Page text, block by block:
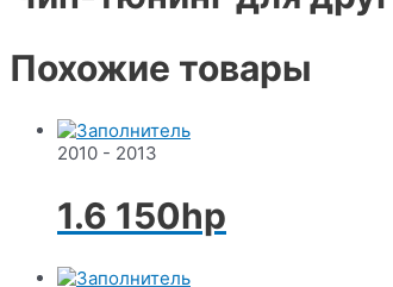
Похожие товары
2010 - 2013
1.6 150hp